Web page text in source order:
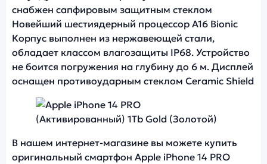
снабжен сапфировым защитным стеклом
Новейший шестиядерный процессор A16 Bionic
Корпус выполнен из нержавеющей стали,
обладает классом влагозащиты IP68. Устройство
не боится погружения на глубину до 6 м. Дисплей
оснащен противоударным стеклом Ceramic Shield
В нашем интернет-магазине вы можете купить
оригинальный смартфон Apple iPhone 14 PRO